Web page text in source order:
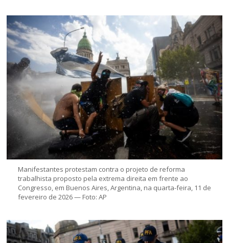
Manifestantes protestam contra o projeto de reforma
trabalhista proposto pela extrema direita em frente ao
Congresso, em Buenos Aires, Argentina, na quarta-feira, 11 de
fevereiro de 2026 — Foto: AP